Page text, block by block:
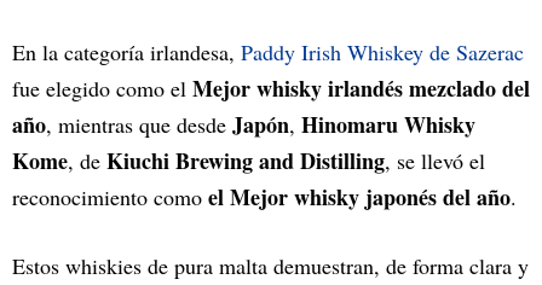
En la categoría irlandesa, Paddy Irish Whiskey de Sazerac
fue elegido como el Mejor whisky irlandés mezclado del
año, mientras que desde Japón, Hinomaru Whisky
Kome, de Kiuchi Brewing and Distilling, se llevó el
reconocimiento como el Mejor whisky japonés del año.
Estos whiskies de pura malta demuestran, de forma clara y